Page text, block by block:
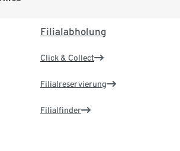
Filialabholung
Click & Collect
Filialreservierung
Filialfinder